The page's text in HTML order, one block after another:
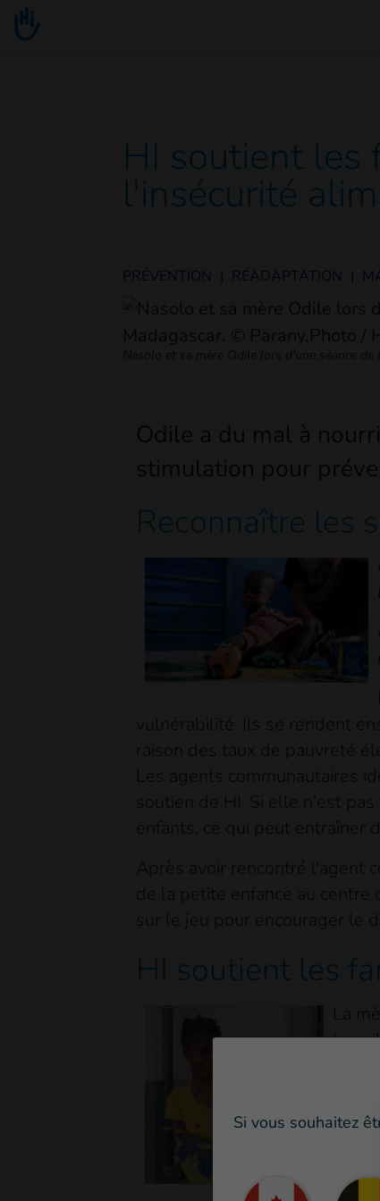
Go to main content
HI soutient les
l'insécurité
PRÉVENTION RÉADAPTATION
Nasolo et sa mère Odile lors d'une séance de
Odile a du mal à
stimulation pour
Reconnaître les
vulnérabilité. Ils se rendent
raison des taux de pauvreté
Les agents communautaires
soutien de HI. Si elle n'est
enfants, ce qui peut entraîner
Après avoir rencontré l'agent
de la petite enfance au
sur le jeu pour encourager le
HI soutient les
La
Si vous souhaitez